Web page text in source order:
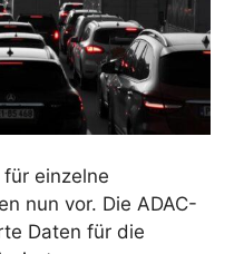
einzelne
nun vor. Die ADAC-
Daten für die